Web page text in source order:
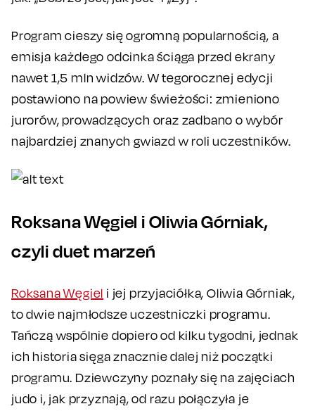
Program cieszy się ogromną popularnością, a
emisja każdego odcinka ściąga przed ekrany
nawet 1,5 mln widzów. W tegorocznej edycji
postawiono na powiew świeżości: zmieniono
jurorów, prowadzących oraz zadbano o wybór
najbardziej znanych gwiazd w roli uczestników.
Roksana Węgiel i Oliwia Górniak,
czyli duet marzeń
Roksana Węgiel i jej przyjaciółka, Oliwia Górniak,
to dwie najmłodsze uczestniczki programu.
Tańczą wspólnie dopiero od kilku tygodni, jednak
ich historia sięga znacznie dalej niż początki
programu. Dziewczyny poznały się na zajęciach
judo i, jak przyznają, od razu połączyła je